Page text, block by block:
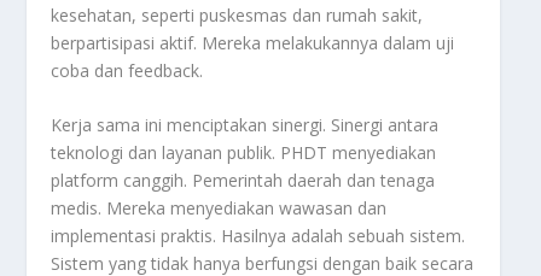
kesehatan, seperti puskesmas dan rumah sakit,
berpartisipasi aktif. Mereka melakukannya dalam uji
coba danfeedback.
Kerja sama ini menciptakan sinergi. Sinergi antara
teknologi dan layanan publik. PHDT menyediakan
platform canggih. Pemerintah daerah dan tenaga
medis. Mereka menyediakan wawasan dan
implementasi praktis. Hasilnya adalah sebuah sistem.
Sistem yang tidak hanya berfungsi dengan baik secara